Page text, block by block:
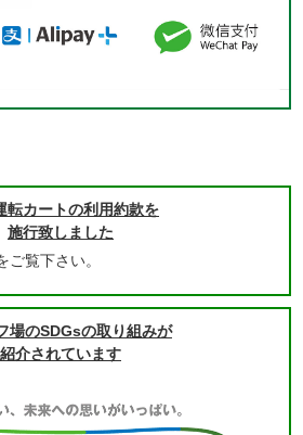
転カートの利用約款を
施行致しました
ご覧下さい。
場のSDGsの取り組みが
紹介されています